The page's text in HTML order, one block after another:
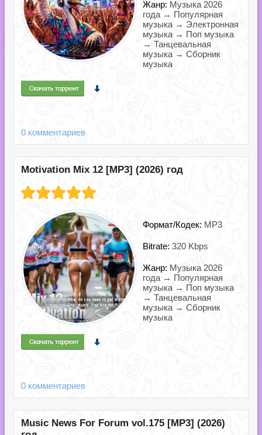
Жанр: Музыка 2026
года → Популярная
музыка → Электронная
музыка → Поп музыка
→ Танцевальная
музыка → Сборник
музыка
0 комментариев
Motivation Mix 12 [MP3] (2026) год
Формат/Кодек: MP3
Bitrate: 320 Kbps
Жанр: Музыка 2026
года → Популярная
музыка → Поп музыка
→ Танцевальная
музыка → Сборник
музыка
0 комментариев
Music News For Forum vol.175 [MP3] (2026)